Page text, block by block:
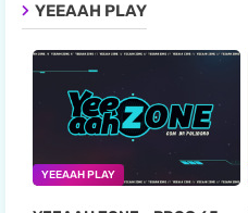
YEEAAH PLAY
YEEAAH PLAY